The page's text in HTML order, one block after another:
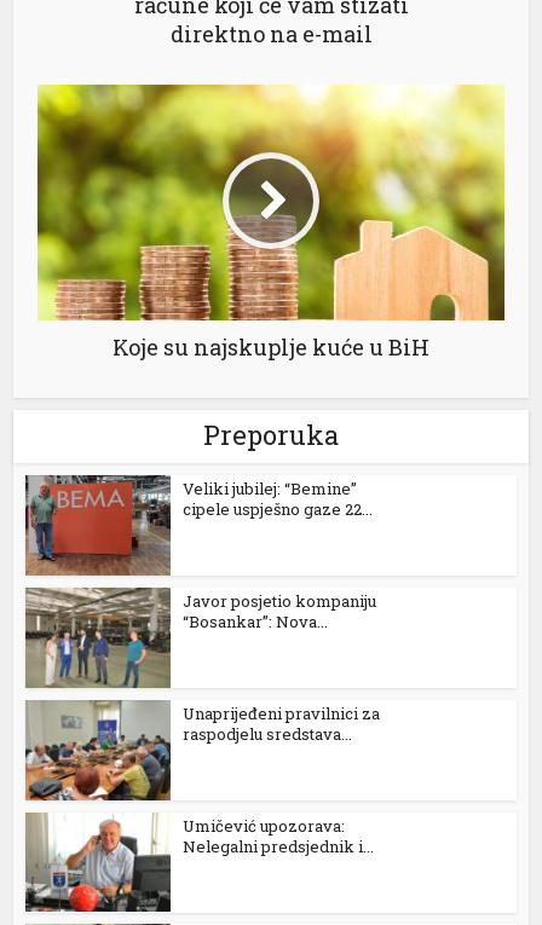
direktno na e-mail
Koje su najskuplje kuće u BiH
Preporuka
Veliki jubilej: “Bemine”
cipele uspješno gaze 22...
Javor posjetio kompaniju
“Bosankar”: Nova...
Unaprijeđeni pravilnici za
raspodjelu sredstava...
Umičević upozorava:
Nelegalni predsjednik i...